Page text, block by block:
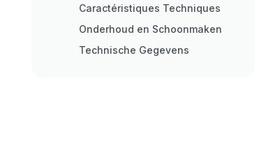
Caractéristiques Techniques
Onderhoud en Schoonmaken
Technische Gegevens